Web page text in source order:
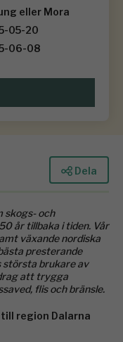
eller Mora
05-20
06-08
Dela
skogs- och
år tillbaka i tiden. Vår
växande nordiska
presterande
största brukare av
att trygga
flis och bränsle.
region Dalarna